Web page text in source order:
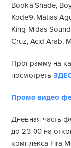
Booka Shade,
Kode9, Matias
King Midas
Cruz, Acid Arab,
Программу на
посмотреть
Промо видео
Дневная часть
до 23-00 на
комплекса Fira